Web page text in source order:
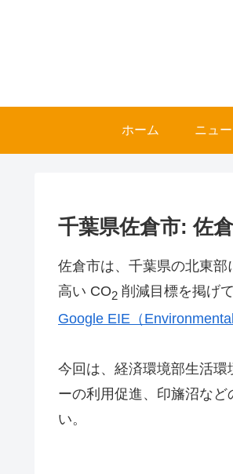
ホーム ニュ
千葉県佐倉市: 佐
佐倉市は、千葉県の北東部
高い CO2 削減目標を掲げ
Google EIE（
今回は、経済環境部生活
ーの利用促進、印旛沼な
い。